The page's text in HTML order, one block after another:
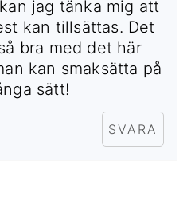
jag tänka mig att
kan tillsättas. Det
bra med det här
kan smaksätta på
sätt!
SVARA